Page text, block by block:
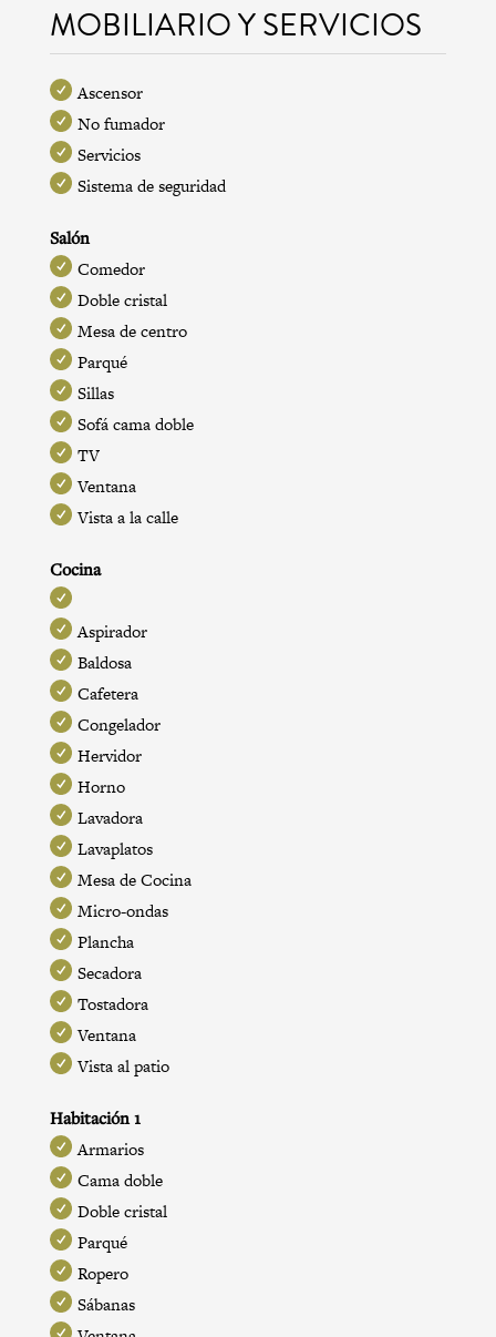
MOBILIARIO Y SERVICIOS
Ascensor
No fumador
Servicios
Sistema de seguridad
Salón
Comedor
Doble cristal
Mesa de centro
Parqué
Sillas
Sofá cama doble
TV
Ventana
Vista a la calle
Cocina
Aspirador
Baldosa
Cafetera
Congelador
Hervidor
Horno
Lavadora
Lavaplatos
Mesa de Cocina
Micro-ondas
Plancha
Secadora
Tostadora
Ventana
Vista al patio
Habitación 1
Armarios
Cama doble
Doble cristal
Parqué
Ropero
Sábanas